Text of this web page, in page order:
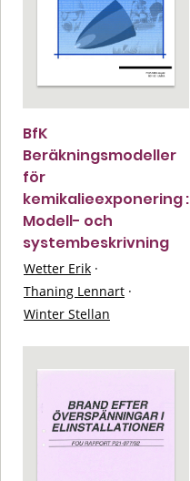
BfK
Beräkningsmodeller
för
kemikalieexponering :
Modell- och
systembeskrivning
Wetter Erik ·
Thaning Lennart ·
Winter Stellan